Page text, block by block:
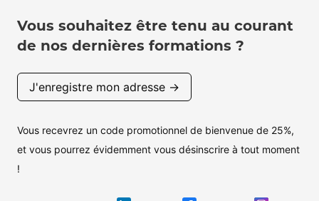
Vous souhaitez être tenu au courant
de nos dernières formations ?
J'enregistre mon adresse →
Vous recevrez un code promotionnel de bienvenue de 25%,
et vous pourrez évidemment vous désinscrire à tout moment
!